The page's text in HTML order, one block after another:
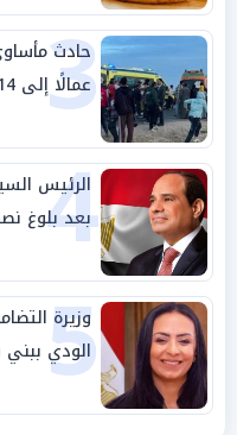
3
حادث
عمالًا إلى 14 شخصًا
4
الرئيس
بعد بلوغ
5
وزيرة
الودي